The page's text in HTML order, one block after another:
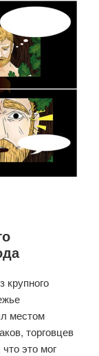
крупного
местом
торговцев
это мог